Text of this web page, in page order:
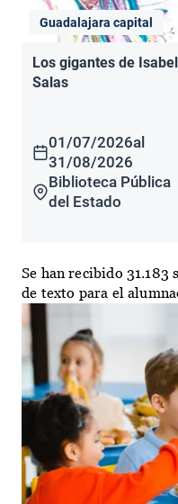
Guadalajara capital
Los gigantes de Isabel
Salas
01/07/2026al
31/08/2026
Biblioteca Pública
del Estado
Se han recibido 31.183
de texto para el